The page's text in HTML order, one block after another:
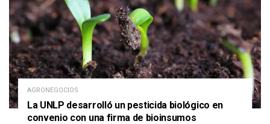
AGRONEGOCIOS
La UNLP desarrolló un pesticida biológico en
convenio con una firma de bioinsumos